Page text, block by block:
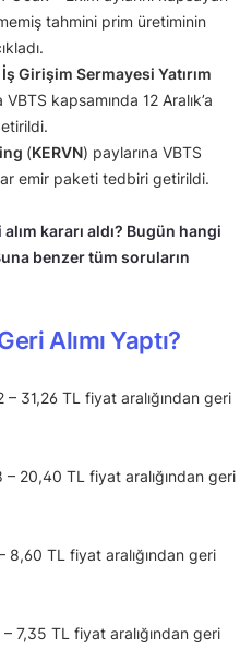
tahmini prim üretiminin
İş Girişim Sermayesi Yatırım
VBTS kapsamında 12 Aralık’a
(KERVN) paylarına VBTS
emir paketi tedbiri getirildi.
kararı aldı? Bugün hangi
benzer tüm soruların
Alımı Yaptı?
– 31,26 TL fiyat aralığından geri
20,40 TL fiyat aralığından geri
8,60 TL fiyat aralığından geri
7,35 TL fiyat aralığından geri